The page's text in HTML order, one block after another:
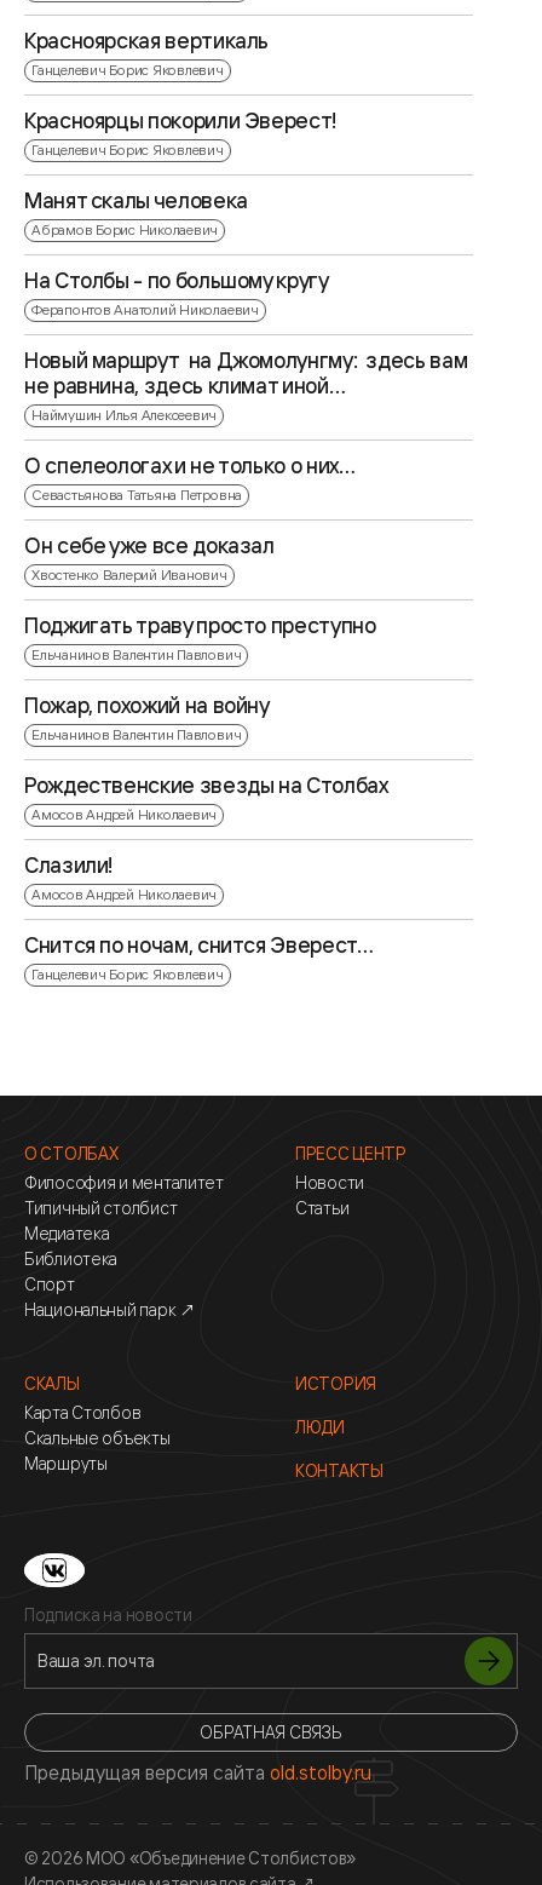
Красноярская вертикаль
Ганцелевич Борис Яковлевич
Красноярцы покорили Эверест!
Ганцелевич Борис Яковлевич
Манят скалы человека
Абрамов Борис Николаевич
На Столбы - по большому кругу
Ферапонтов Анатолий Николаевич
Новый маршрут на Джомолунгму: здесь вам
не равнина, здесь климат иной…
Наймушин Илья Алексеевич
О спелеологах и не только о них…
Севастьянова Татьяна Петровна
Он себе уже все доказал
Хвостенко Валерий Иванович
Поджигать траву просто преступно
Ельчанинов Валентин Павлович
Пожар, похожий на войну
Ельчанинов Валентин Павлович
Рождественские звезды на Столбах
Амосов Андрей Николаевич
Слазили!
Амосов Андрей Николаевич
Снится по ночам, снится Эверест…
Ганцелевич Борис Яковлевич
О СТОЛБАХ
Философия и менталитет
Типичный столбист
Медиатека
Библиотека
Спорт
Национальный парк ↗
ПРЕСС ЦЕНТР
Новости
Статьи
СКАЛЫ
Карта Столбов
Скальные объекты
Маршруты
ИСТОРИЯ
ЛЮДИ
КОНТАКТЫ
Подписка на новости
ОБРАТНАЯ СВЯЗЬ
Предыдущая версия сайта old.stolby.ru
© 2026 МОО «Объединение Столбистов»